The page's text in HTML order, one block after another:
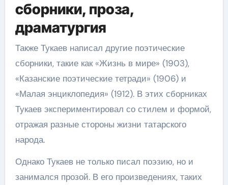
сборники, проза,
драматургия
Также Тукаев написал другие поэтические
сборники, такие как «Жизнь в мире» (1903),
«Казанские поэтические тетради» (1906) и
«Малая энциклопедия» (1912). В этих сборниках
Тукаев экспериментировал со стилем и формой,
отражая разные стороны жизни татарского
народа.
Однако Тукаев не только писал поэзию, но и
занимался прозой. В его произведениях, таких